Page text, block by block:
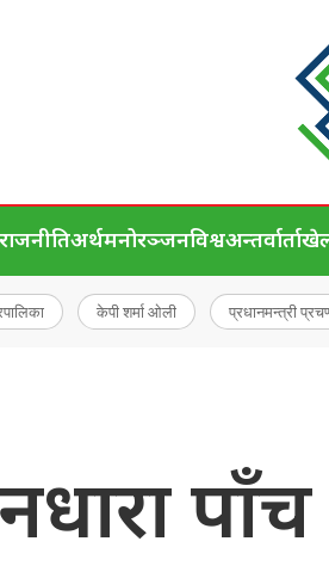
राजनीतिअर्थमनोरञ्जनविश्वअन्तर्वार्ता
केपी शर्मा ओली प्रधानमन्त्री